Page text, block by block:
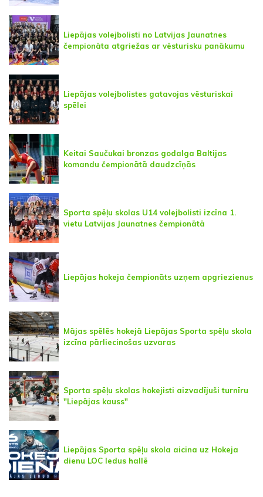
Liepājas volejbolisti no Latvijas Jaunatnes
čempionāta atgriežas ar vēsturisku panākumu
Liepājas volejbolistes gatavojas vēsturiskai
spēlei
Keitai Saučukai bronzas godalga Baltijas
komandu čempionātā daudzcīņās
Sporta spēļu skolas U14 volejbolisti izcīna 1.
vietu Latvijas Jaunatnes čempionātā
Liepājas hokeja čempionāts uzņem apgriezienus
Mājas spēlēs hokejā Liepājas Sporta spēļu skola
izcīna pārliecinošas uzvaras
Sporta spēļu skolas hokejisti aizvadījuši turnīru
"Liepājas kauss"
Liepājas Sporta spēļu skola aicina uz Hokeja
dienu LOC ledus hallē